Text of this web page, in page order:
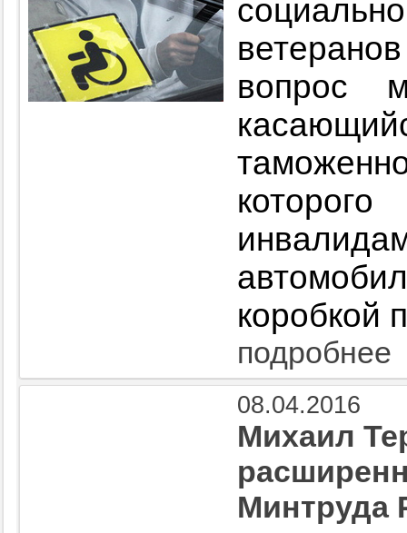
вопрос
коробкой
подробнее
08.04.2016
Михаил
Минтруда